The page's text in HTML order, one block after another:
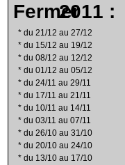
2011 :
* du 21/12 au 27/12
* du 15/12 au 19/12
* du 08/12 au 12/12
* du 01/12 au 05/12
* du 24/11 au 29/11
* du 17/11 au 21/11
* du 10/11 au 14/11
* du 03/11 au 07/11
* du 26/10 au 31/10
* du 20/10 au 24/10
* du 13/10 au 17/10